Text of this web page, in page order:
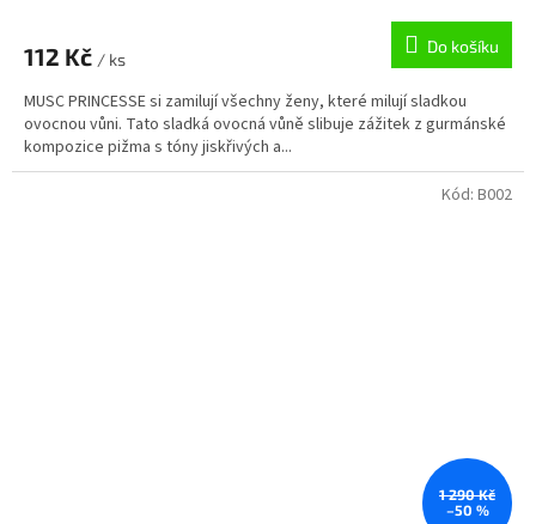
112 Kč / ks
Do košíku
MUSC PRINCESSE si zamilují všechny ženy, které milují sladkou
ovocnou vůni. Tato sladká ovocná vůně slibuje zážitek z gurmánské
kompozice pižma s tóny jiskřivých a...
1 290 Kč
–50 %
Kód: B002